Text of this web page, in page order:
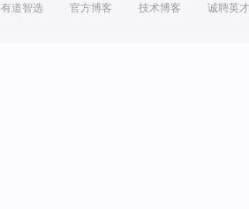
有道智选 官方博客 技术博客 诚聘英才